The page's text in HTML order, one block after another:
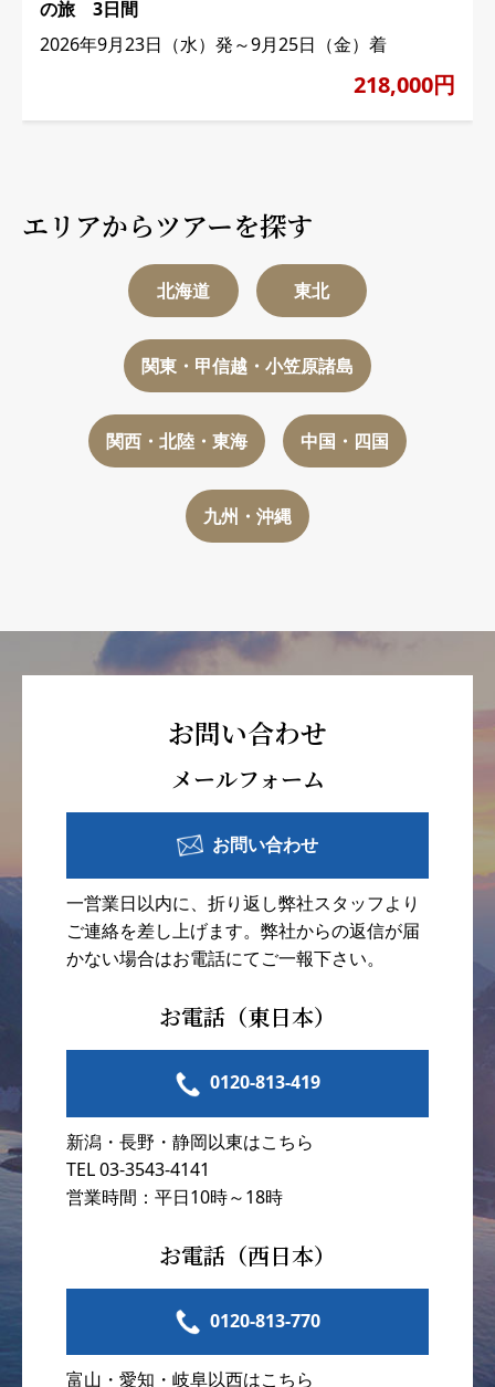
の旅 3日間
2026年9月23日（水）発～9月25日（金）着
218,000円
エリアからツアーを探す
北海道 東北
関東・甲信越・小笠原諸島
関西・北陸・東海 中国・四国
九州・沖縄
お問い合わせ
メールフォーム
お問い合わせ
一営業日以内に、折り返し弊社スタッフより
ご連絡を差し上げます。弊社からの返信が届
かない場合はお電話にてご一報下さい。
お電話（東日本）
0120-813-419
新潟・長野・静岡以東はこちら
TEL 03-3543-4141
営業時間：平日10時～18時
お電話（西日本）
0120-813-770
富山・愛知・岐阜以西はこちら